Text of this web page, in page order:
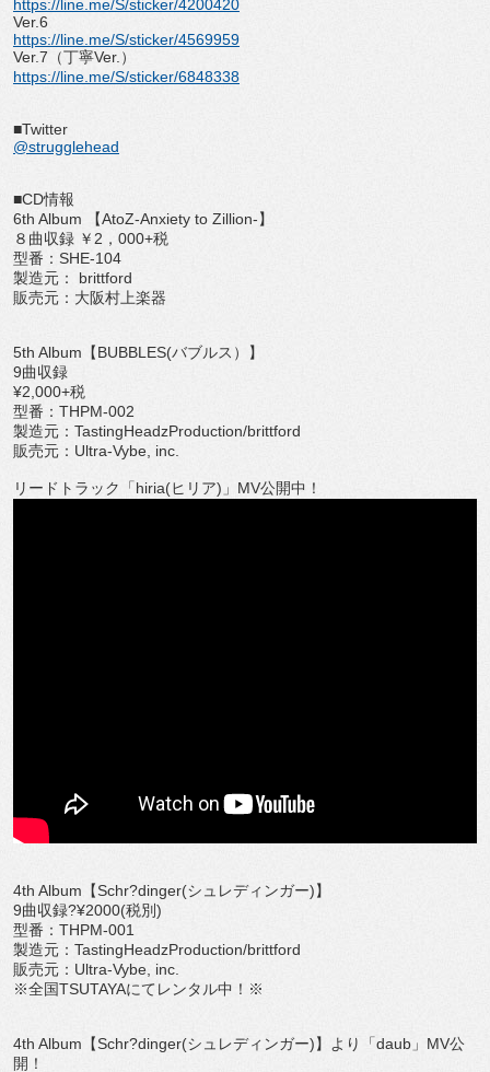
https://line.me/S/sticker/4200420
Ver.6
https://line.me/S/sticker/4569959
Ver.7（丁寧Ver.）
https://line.me/S/sticker/6848338
■Twitter
@strugglehead
■CD情報
6th Album 【AtoZ-Anxiety to Zillion-】
８曲収録 ￥2，000+税
型番：SHE-104
製造元： brittford
販売元：大阪村上楽器
5th Album【BUBBLES(バブルス）】
9曲収録
¥2,000+税
型番：THPM-002
製造元：TastingHeadzProduction/brittford
販売元：Ultra-Vybe, inc.
リードトラック「hiria(ヒリア)」MV公開中！
4th Album【Schr?dinger(シュレディンガー)】
9曲収録?¥2000(税別)
型番：THPM-001
製造元：TastingHeadzProduction/brittford
販売元：Ultra-Vybe, inc.
※全国TSUTAYAにてレンタル中！※
4th Album【Schr?dinger(シュレディンガー)】より「daub」MV公
開！